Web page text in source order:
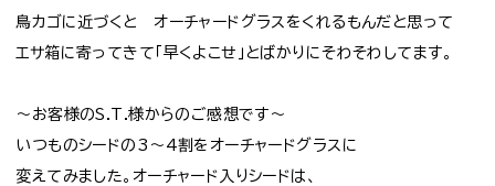
鳥カゴに近づくと オーチャードグラスをくれるもんだと思って
エサ箱に寄ってきて「早くよこせ」とばかりにそわそわしてます。
～お客様のS.T.様からのご感想です～
いつものシードの3～4割をオーチャードグラスに
変えてみました。オーチャード入りシードは、